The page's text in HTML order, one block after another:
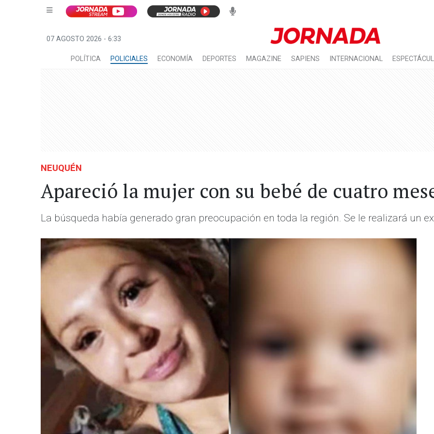
07 AGOSTO 2026 - 6:33
POLÍTICA POLICIALES ECONOMÍA DEPORTES MAGAZINE SAPIENS INTERNACIONAL
NEUQUÉN
Apareció la mujer con su bebé de cuatro
La búsqueda había generado gran preocupación en toda la región. Se le realizará un